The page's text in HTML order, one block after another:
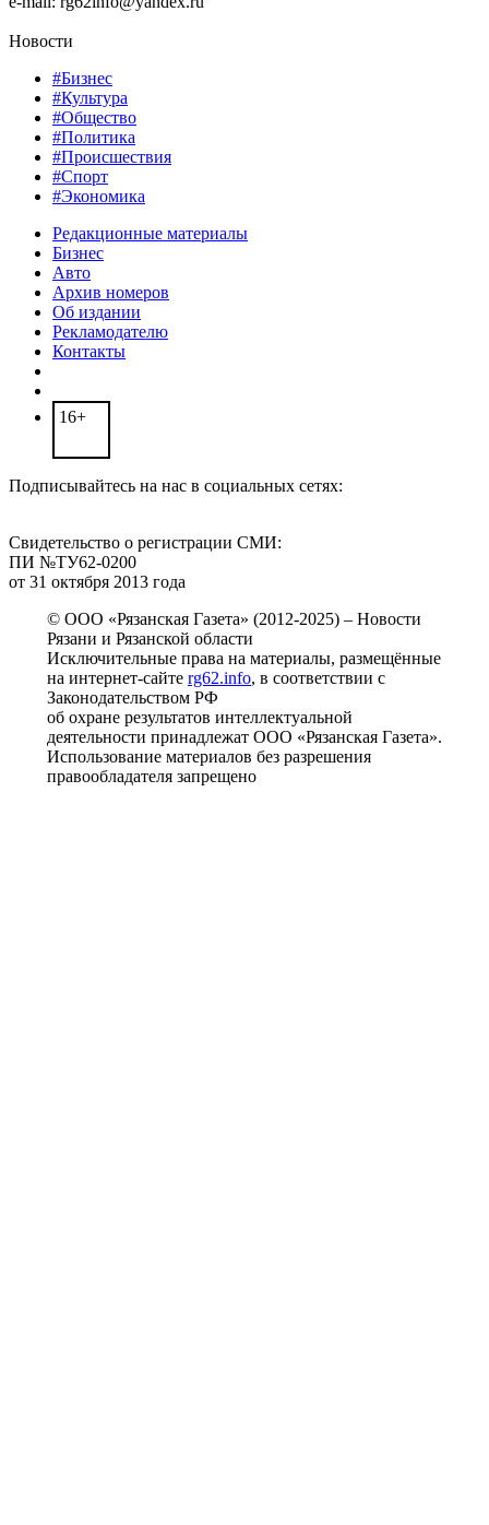
Новости
#Бизнес
#Культура
#Общество
#Политика
#Происшествия
#Спорт
#Экономика
Редакционные материалы
Бизнес
Авто
Архив номеров
Об издании
Рекламодателю
Контакты
16+
Подписывайтесь на нас в социальных сетях:
Свидетельство о регистрации СМИ:
ПИ №ТУ62-0200
от 31 октября 2013 года
© ООО «Рязанская Газета» (2012-2025) – Новости
Рязани и Рязанской области
Исключительные права на материалы, размещённые
на интернет-сайте rg62.info, в соответствии с
Законодательством РФ
об охране результатов интеллектуальной
деятельности принадлежат ООО «Рязанская Газета».
Использование материалов без разрешения
правообладателя запрещено